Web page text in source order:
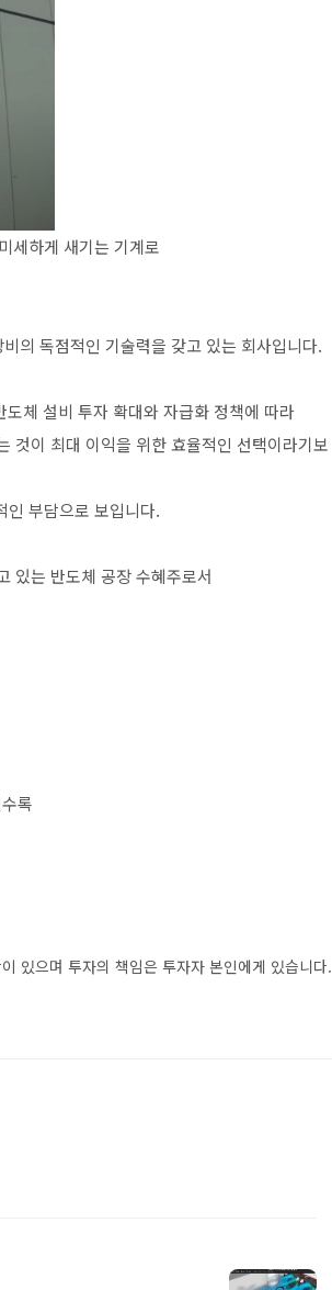
세하게 새기는 기계로
의 독점적인 기술력을 갖고 있는 회사입니다.
체 설비 투자 확대와 자급화 정책에 따라
것이 최대 이익을 위한 효율적인 선택이라기보
인 부담으로 보입니다.
있는 반도체 공장 수혜주로서
록
있으며 투자의 책임은 투자자 본인에게 있습니다.